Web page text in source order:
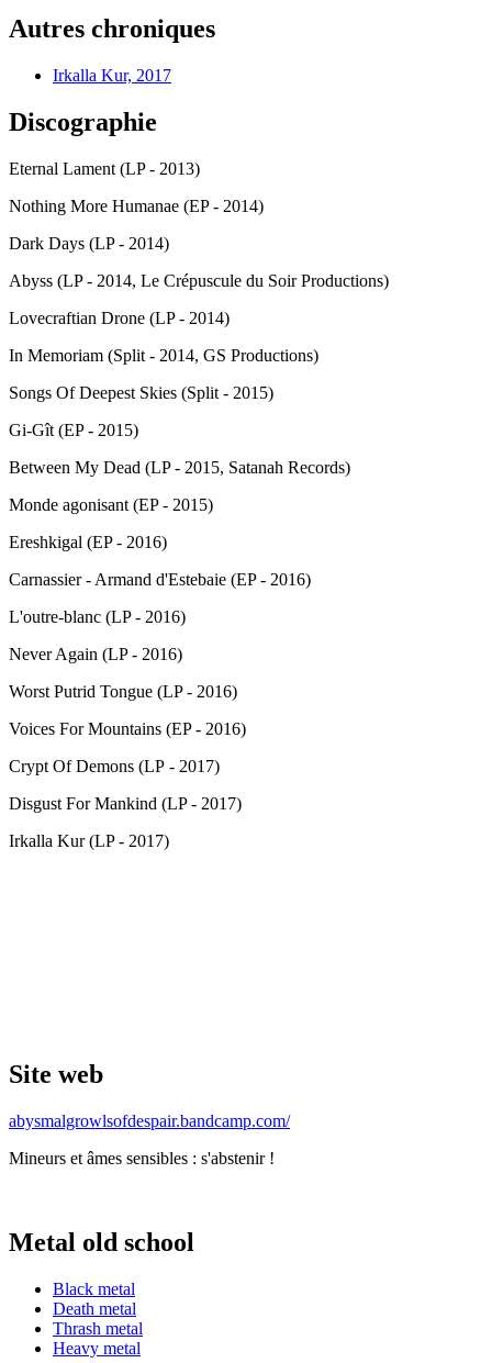
Autres chroniques
Irkalla Kur, 2017
Discographie
Eternal Lament (LP - 2013)
Nothing More Humanae (EP - 2014)
Dark Days (LP - 2014)
Abyss (LP - 2014, Le Crépuscule du Soir Productions)
Lovecraftian Drone (LP - 2014)
In Memoriam (Split - 2014, GS Productions)
Songs Of Deepest Skies (Split - 2015)
Gi-Gît (EP - 2015)
Between My Dead (LP - 2015, Satanah Records)
Monde agonisant (EP - 2015)
Ereshkigal (EP - 2016)
Carnassier - Armand d'Estebaie (EP - 2016)
L'outre-blanc (LP - 2016)
Never Again (LP - 2016)
Worst Putrid Tongue (LP - 2016)
Voices For Mountains (EP - 2016)
Crypt Of Demons (LP - 2017)
Disgust For Mankind (LP - 2017)
Irkalla Kur (LP - 2017)
Site web
abysmalgrowlsofdespair.bandcamp.com/
Mineurs et âmes sensibles : s'abstenir !
Metal old school
Black metal
Death metal
Thrash metal
Heavy metal